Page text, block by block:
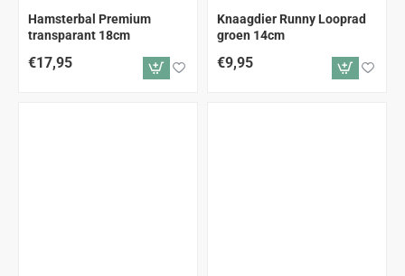
Hamsterbal Premium
transparant 18cm
€17,95
Knaagdier Runny Looprad
groen 14cm
€9,95